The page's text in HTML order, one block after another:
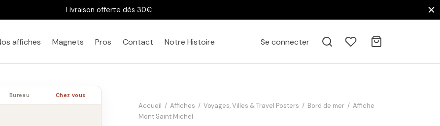
Livraison offerte dès 30€
affiches Magnets Pros Contact Notre Histoire Se connecter
Bureau Chez vous
Accueil / Affiches / Voyages, Villes & Travel Posters / Bord de mer / Affiche
Mont Saint Michel